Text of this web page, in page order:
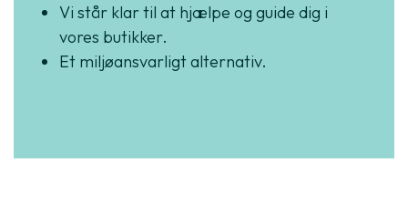
Vi står klar til at hjælpe og guide dig i
vores butikker.
Et miljøansvarligt alternativ.